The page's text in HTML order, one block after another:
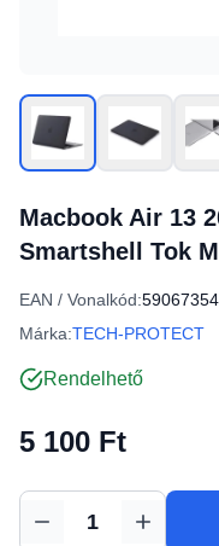
Macbook Air 13
Smartshell Tok
EAN / Vonalkód:
Márka:TECH-PROTECT
Rendelhető
5 100 Ft
Mennyiség